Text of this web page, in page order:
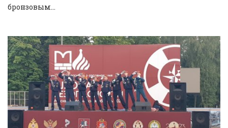
бронзовым...